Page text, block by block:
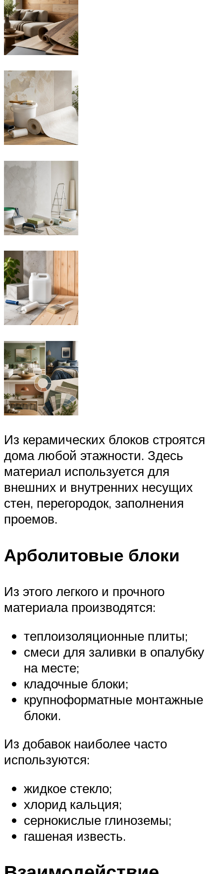
Из керамических блоков строятся
дома любой этажности. Здесь
материал используется для
внешних и внутренних несущих
стен, перегородок, заполнения
проемов.
Арболитовые блоки
Из этого легкого и прочного
материала производятся:
теплоизоляционные плиты;
смеси для заливки в опалубку
на месте;
кладочные блоки;
крупноформатные монтажные
блоки.
Из добавок наиболее часто
используются:
жидкое стекло;
хлорид кальция;
сернокислые глиноземы;
гашеная известь.